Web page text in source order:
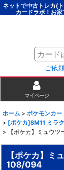
ネットで中古トレカ(
カードラボ！お
ご依
マイページ
ホーム > ポケモンカ
> [ポケカ]SM11 ミラ
>
【ポケカ】ミュウ
【ポケカ】ミ
108/094